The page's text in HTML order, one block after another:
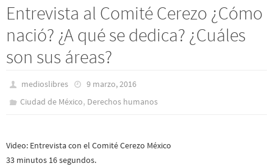
Entrevista al Comité Cerezo ¿Cómo
nació? ¿A qué se dedica? ¿Cuáles
son sus áreas?
medioslibres
9 marzo, 2016
Ciudad de México, Derechos humanos
Video: Entrevista con el Comité Cerezo México
33 minutos 16 segundos.